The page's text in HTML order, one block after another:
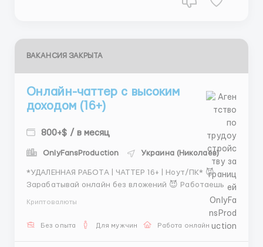
ВАКАНСИЯ ЗАКРЫТА
Онлайн-чаттер с высоким
доходом (16+)
800+$ / в месяц
OnlyFansProduction Украина (Николаев)
*УДАЛЕННАЯ РАБОТА | ЧАТТЕР 16+ | Ноут/ПК* 😈
Зарабатывай онлайн без вложений 😈 Работаешь 8
команда 📌 МЫ ДАЕМ: 🔥 %+ФИКС СТАВКА от
Криптовалюты
Без опыта Для мужчин Работа онлайн